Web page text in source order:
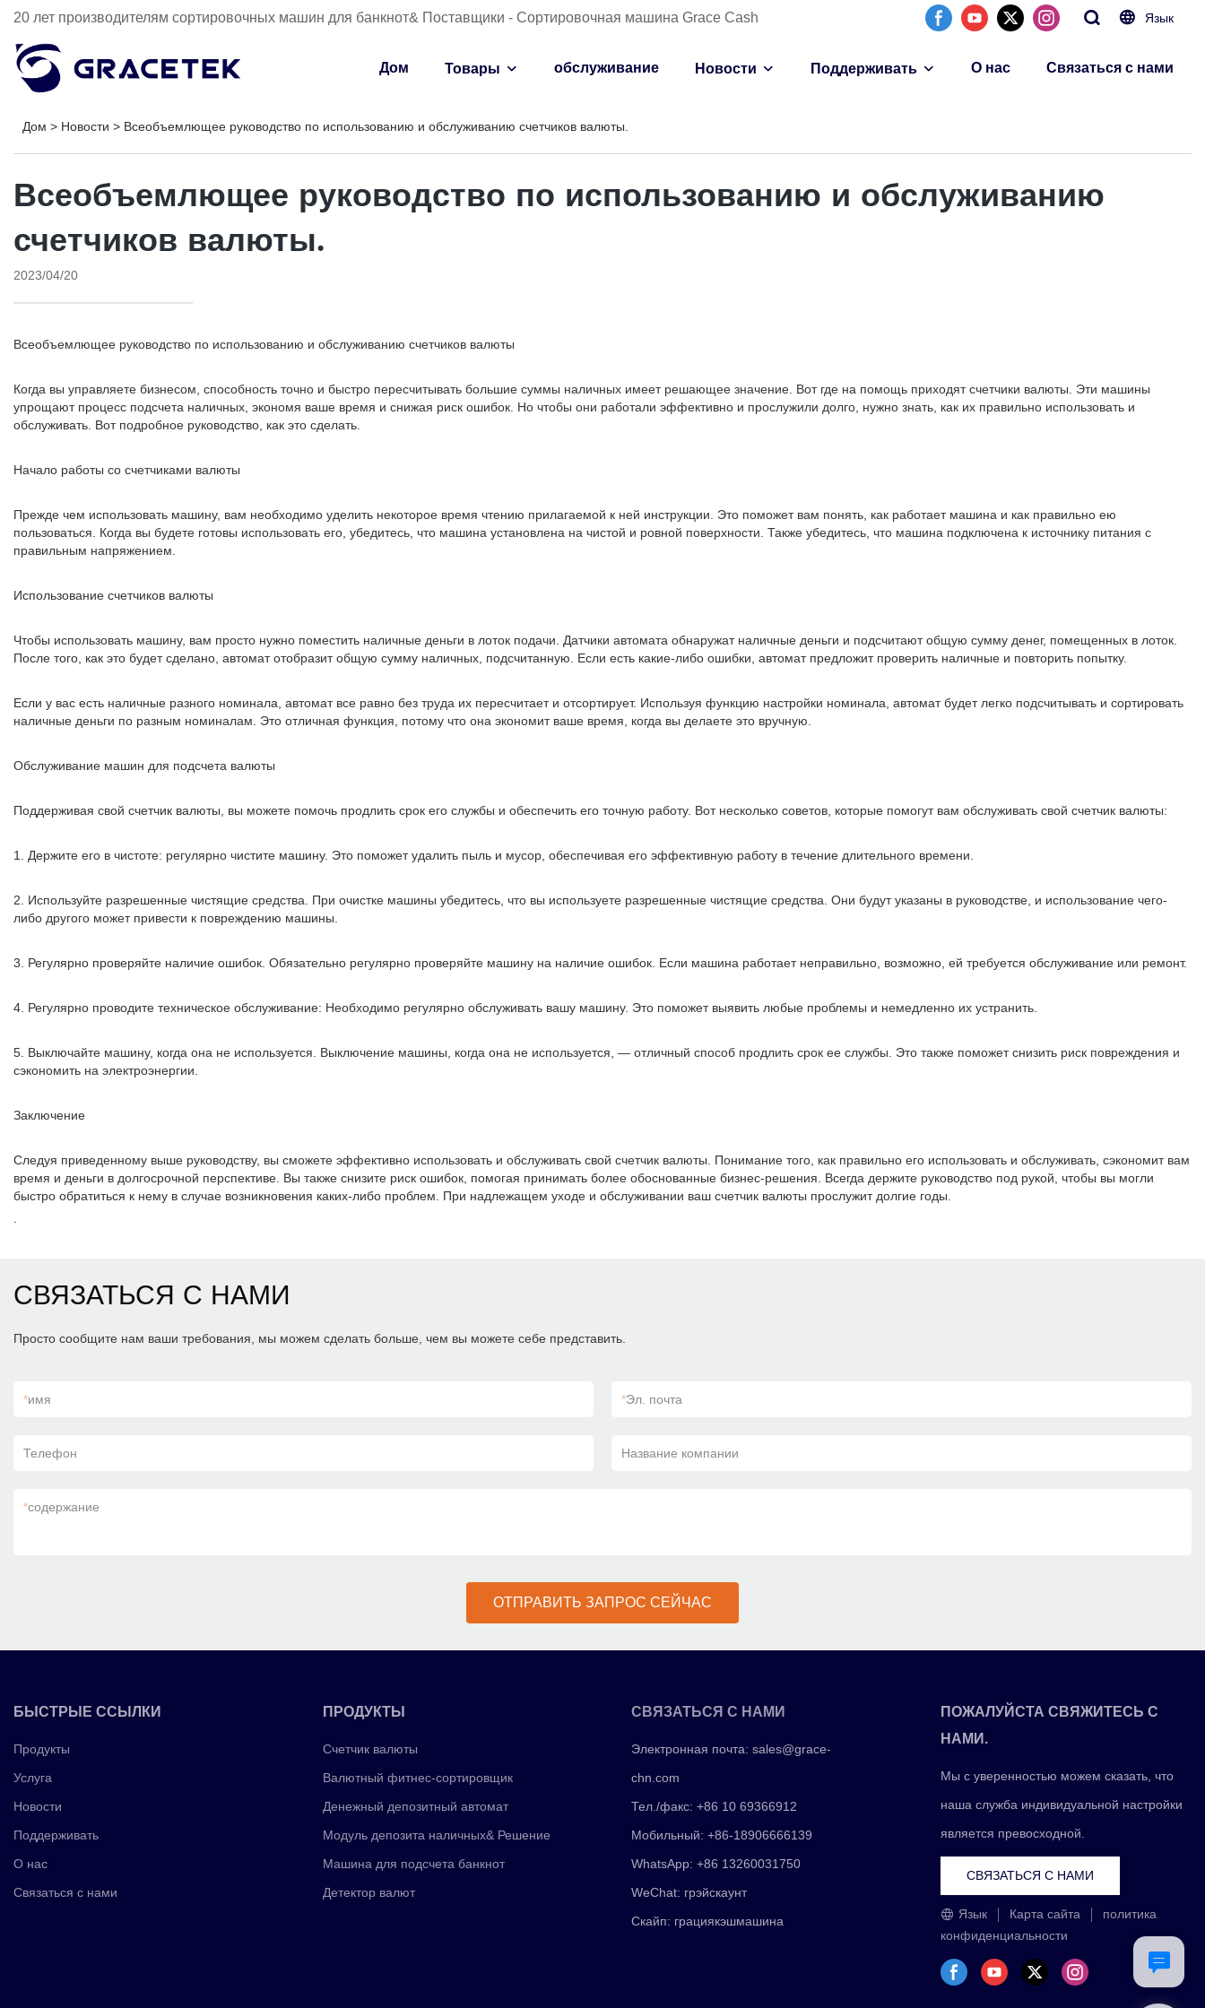
20 лет производителям сортировочных машин для банкнот& Поставщики - Сортировочная машина Grace Cash Язык
Дом Товары обслуживание Новости Поддерживать О нас Связаться с нами
Дом > Новости > Всеобъемлющее руководство по использованию и обслуживанию счетчиков валюты.
Всеобъемлющее руководство по использованию и обслуживанию
счетчиков валюты.
2023/04/20
Всеобъемлющее руководство по использованию и обслуживанию счетчиков валюты
Когда вы управляете бизнесом, способность точно и быстро пересчитывать большие суммы наличных имеет решающее значение. Вот где на помощь приходят счетчики валюты. Эти машины
упрощают процесс подсчета наличных, экономя ваше время и снижая риск ошибок. Но чтобы они работали эффективно и прослужили долго, нужно знать, как их правильно использовать и
обслуживать. Вот подробное руководство, как это сделать.
Начало работы со счетчиками валюты
Прежде чем использовать машину, вам необходимо уделить некоторое время чтению прилагаемой к ней инструкции. Это поможет вам понять, как работает машина и как правильно ею
пользоваться. Когда вы будете готовы использовать его, убедитесь, что машина установлена ​​на чистой и ровной поверхности. Также убедитесь, что машина подключена к источнику питания с
правильным напряжением.
Использование счетчиков валюты
Чтобы использовать машину, вам просто нужно поместить наличные деньги в лоток подачи. Датчики автомата обнаружат наличные деньги и подсчитают общую сумму денег, помещенных в лоток.
После того, как это будет сделано, автомат отобразит общую сумму наличных, подсчитанную. Если есть какие-либо ошибки, автомат предложит проверить наличные и повторить попытку.
Если у вас есть наличные разного номинала, автомат все равно без труда их пересчитает и отсортирует. Используя функцию настройки номинала, автомат будет легко подсчитывать и сортировать
наличные деньги по разным номиналам. Это отличная функция, потому что она экономит ваше время, когда вы делаете это вручную.
Обслуживание машин для подсчета валюты
Поддерживая свой счетчик валюты, вы можете помочь продлить срок его службы и обеспечить его точную работу. Вот несколько советов, которые помогут вам обслуживать свой счетчик валюты:
1. Держите его в чистоте: регулярно чистите машину. Это поможет удалить пыль и мусор, обеспечивая его эффективную работу в течение длительного времени.
2. Используйте разрешенные чистящие средства. При очистке машины убедитесь, что вы используете разрешенные чистящие средства. Они будут указаны в руководстве, и использование чего-
либо другого может привести к повреждению машины.
3. Регулярно проверяйте наличие ошибок. Обязательно регулярно проверяйте машину на наличие ошибок. Если машина работает неправильно, возможно, ей требуется обслуживание или ремонт.
4. Регулярно проводите техническое обслуживание: Необходимо регулярно обслуживать вашу машину. Это поможет выявить любые проблемы и немедленно их устранить.
5. Выключайте машину, когда она не используется. Выключение машины, когда она не используется, — отличный способ продлить срок ее службы. Это также поможет снизить риск повреждения и
сэкономить на электроэнергии.
Заключение
Следуя приведенному выше руководству, вы сможете эффективно использовать и обслуживать свой счетчик валюты. Понимание того, как правильно его использовать и обслуживать, сэкономит вам
время и деньги в долгосрочной перспективе. Вы также снизите риск ошибок, помогая принимать более обоснованные бизнес-решения. Всегда держите руководство под рукой, чтобы вы могли
быстро обратиться к нему в случае возникновения каких-либо проблем. При надлежащем уходе и обслуживании ваш счетчик валюты прослужит долгие годы.
СВЯЗАТЬСЯ С НАМИ
Просто сообщите нам ваши требования, мы можем сделать больше, чем вы можете себе представить.
*имя *Эл. почта
Телефон Название компании
*содержание
ОТПРАВИТЬ ЗАПРОС СЕЙЧАС
БЫСТРЫЕ ССЫЛКИ
Продукты
Услуга
Новости
Поддерживать
О нас
Связаться с нами
ПРОДУКТЫ
Счетчик валюты
Валютный фитнес-сортировщик
Денежный депозитный автомат
Модуль депозита наличных& Решение
Машина для подсчета банкнот
Детектор валют
СВЯЗАТЬСЯ С НАМИ
Электронная почта:sales@grace-
chn.com
Тел./факс: +86 10 69366912
Мобильный: +86-18906666139
WhatsApp: +86 13260031750
WeChat: грэйскаунт
Скайп: грациякэшмашина
ПОЖАЛУЙСТА СВЯЖИТЕСЬ С
НАМИ.
Мы с уверенностью можем сказать, что
наша служба индивидуальной настройки
является превосходной.
СВЯЗАТЬСЯ С НАМИ
Язык Карта сайта
политика
конфиденциальности